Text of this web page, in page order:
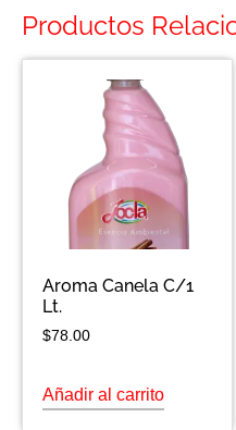
Productos
Aroma Canela C/1
Lt.
$78.00
Añadir al carrito